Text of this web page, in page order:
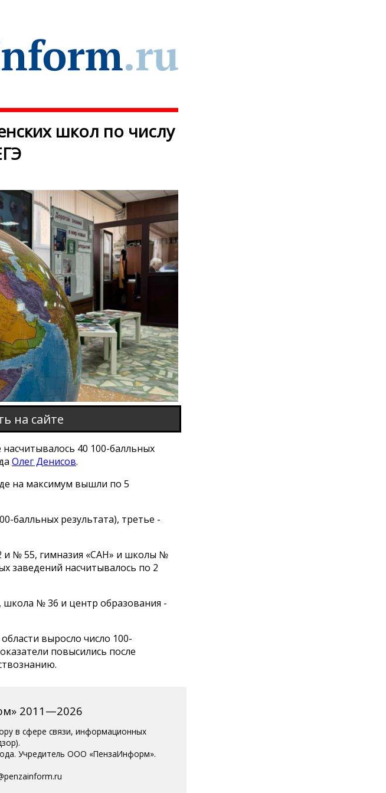
школ по числу
на сайте
40 100-балльных
Олег Денисов.
на максимум вышли по 5
балльных результата), третье -
№ 55, гимназия «САН» и школы №
заведений насчитывалось по 2
№ 36 и центр образования -
выросло число 100-
повысились после
2011—2026
в сфере связи, информационных
Учредитель ООО «ПензаИнформ».